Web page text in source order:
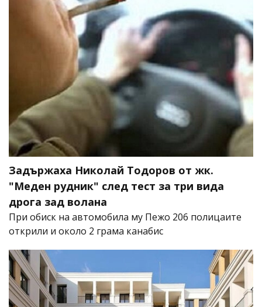
Задържаха Николай Тодоров от жк.
"Меден рудник" след тест за три вида
дрога зад волана
При обиск на автомобила му Пежо 206 полицаите
открили и около 2 грама канабис